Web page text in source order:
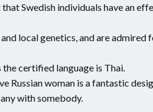
Swedish individuals have an
local genetics, and are admired
certified language is Thai.
Russian woman is a fantastic
with somebody.